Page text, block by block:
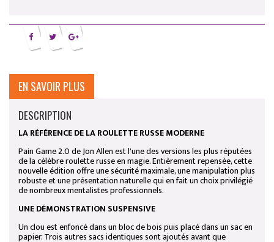
EN SAVOIR PLUS
DESCRIPTION
LA RÉFÉRENCE DE LA ROULETTE RUSSE MODERNE
Pain Game 2.0 de Jon Allen est l'une des versions les plus réputées
de la célèbre roulette russe en magie. Entièrement repensée, cette
nouvelle édition offre une sécurité maximale, une manipulation plus
robuste et une présentation naturelle qui en fait un choix privilégié
de nombreux mentalistes professionnels.
UNE DÉMONSTRATION SUSPENSIVE
Un clou est enfoncé dans un bloc de bois puis placé dans un sac en
papier. Trois autres sacs identiques sont ajoutés avant que